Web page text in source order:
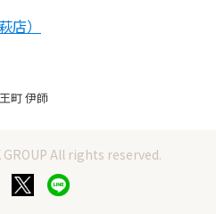
店）
町 伊師
All rights reserved.